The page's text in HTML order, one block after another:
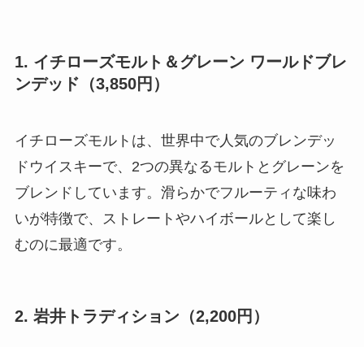
1. イチローズモルト＆グレーン ワールドブレ
ンデッド（3,850円）
イチローズモルトは、世界中で人気のブレンデッ
ドウイスキーで、2つの異なるモルトとグレーンを
ブレンドしています。滑らかでフルーティな味わ
いが特徴で、ストレートやハイボールとして楽し
むのに最適です。
2. 岩井トラディション（2,200円）